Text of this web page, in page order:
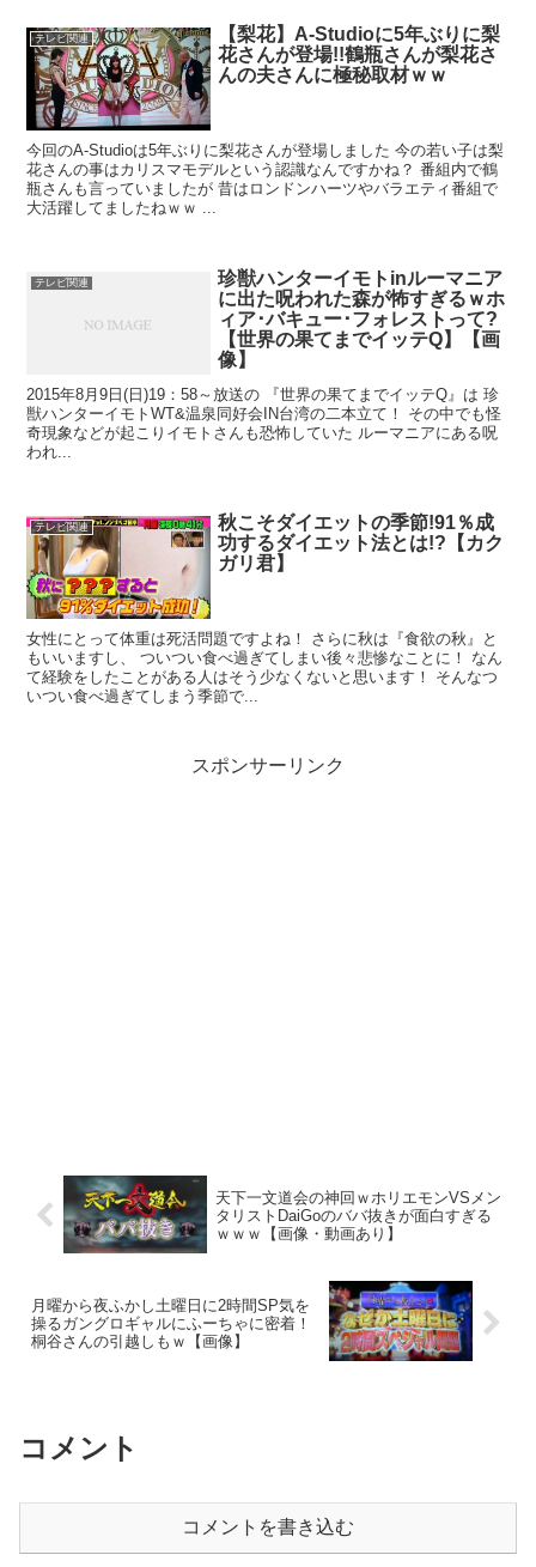
テレビ関連
【梨花】A-Studioに5年ぶりに梨
花さんが登場!!鶴瓶さんが梨花さ
んの夫さんに極秘取材ｗｗ
今回のA-Studioは5年ぶりに梨花さんが登場しました 今の若い子は梨
花さんの事はカリスマモデルという認識なんですかね？ 番組内で鶴
瓶さんも言っていましたが 昔はロンドンハーツやバラエティ番組で
大活躍してましたねｗｗ ...
テレビ関連
珍獣ハンターイモトinルーマニア
に出た呪われた森が怖すぎるｗホ
ィア･バキュー･フォレストって?
【世界の果てまでイッテQ】【画
像】
2015年8月9日(日)19：58～放送の 『世界の果てまでイッテQ』は 珍
獣ハンターイモトWT&温泉同好会IN台湾の二本立て！ その中でも怪
奇現象などが起こりイモトさんも恐怖していた ルーマニアにある呪
われ...
テレビ関連
秋こそダイエットの季節!91％成
功するダイエット法とは!?【カク
ガリ君】
女性にとって体重は死活問題ですよね！ さらに秋は『食欲の秋』と
もいいますし、 ついつい食べ過ぎてしまい後々悲惨なことに！ なん
て経験をしたことがある人はそう少なくないと思います！ そんなつ
いつい食べ過ぎてしまう季節で...
スポンサーリンク
天下一文道会の神回ｗホリエモンVSメン
タリストDaiGoのババ抜きが面白すぎる
ｗｗｗ【画像・動画あり】
月曜から夜ふかし土曜日に2時間SP気を
操るガングロギャルにふーちゃに密着！
桐谷さんの引越しもｗ【画像】
コメント
コメントを書き込む